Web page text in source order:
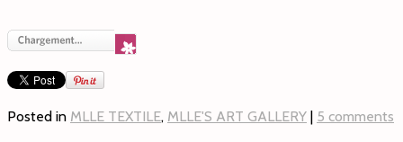
Posted in MLLE TEXTILE, MLLE'S ART GALLERY | 5 comments